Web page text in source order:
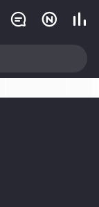
  